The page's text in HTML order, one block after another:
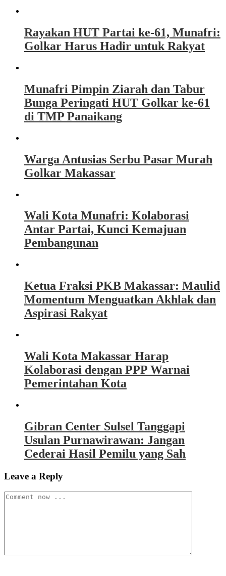
Rayakan HUT Partai ke-61, Munafri:
Golkar Harus Hadir untuk Rakyat
Munafri Pimpin Ziarah dan Tabur
Bunga Peringati HUT Golkar ke-61
di TMP Panaikang
Warga Antusias Serbu Pasar Murah
Golkar Makassar
Wali Kota Munafri: Kolaborasi
Antar Partai, Kunci Kemajuan
Pembangunan
Ketua Fraksi PKB Makassar: Maulid
Momentum Menguatkan Akhlak dan
Aspirasi Rakyat
Wali Kota Makassar Harap
Kolaborasi dengan PPP Warnai
Pemerintahan Kota
Gibran Center Sulsel Tanggapi
Usulan Purnawirawan: Jangan
Cederai Hasil Pemilu yang Sah
Leave a Reply